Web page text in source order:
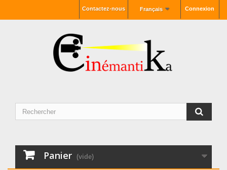
Connexion
Français
Contactez-nous
Panier (vide)